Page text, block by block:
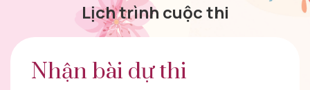
Lịch trình cuộc thi
Nhận bài dự thi